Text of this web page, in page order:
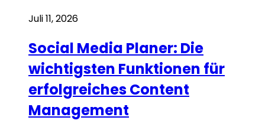
Juli 11, 2026
Social Media Planer: Die
wichtigsten Funktionen für
erfolgreiches Content
Management